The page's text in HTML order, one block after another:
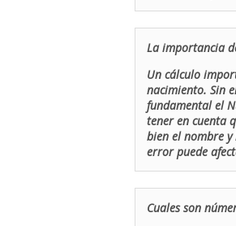
La importancia
Un cálculo
nacimiento. Sin
fundamental el
tener en cuenta
bien el nombre
error puede
Cuales son